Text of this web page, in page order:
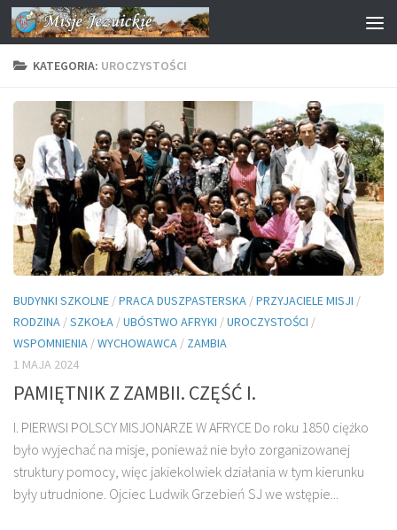
Przejdź do treści
KATEGORIA: UROCZYSTOŚCI
BUDYNKI SZKOLNE /PRACA DUSZPASTERSKA /PRZYJACIELE MISJI /
RODZINA /SZKOŁA /UBÓSTWO AFRYKI /UROCZYSTOŚCI /
WSPOMNIENIA /WYCHOWAWCA / ZAMBIA
1 MAJA 2024
PAMIĘTNIK Z ZAMBII. CZĘŚĆ I.
I. PIERWSI POLSCY MISJONARZE W AFRYCE Do roku 1850 ciężko
było wyjechać na misje, ponieważ nie było zorganizowanej
struktury pomocy, więc jakiekolwiek działania w tym kierunku
były utrudnione. Ojciec Ludwik Grzebień SJ we wstępie...